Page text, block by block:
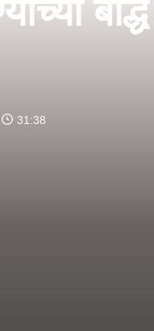
बौद्ध
31:38